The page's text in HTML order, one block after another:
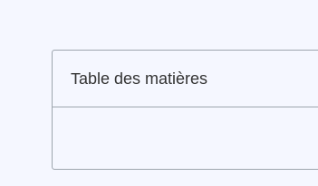
Table des matières